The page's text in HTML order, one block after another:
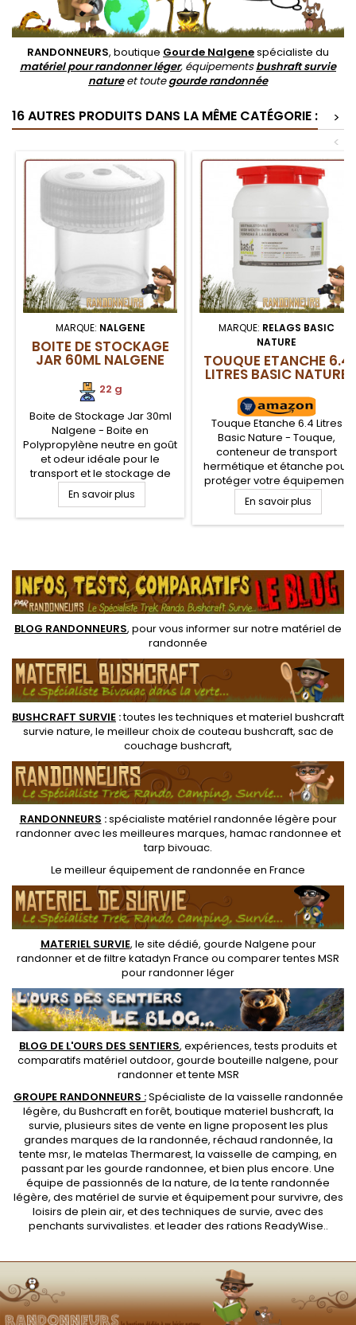
RANDONNEURS, boutique Gourde Nalgenespécialiste du
matériel pour randonner léger, équipementsbushraft survie
natureet toutegourde randonnée
16 AUTRES PRODUITS DANS LA MÊME CATÉGORIE :
>
<
MARQUE: NALGENE
BOITE DE STOCKAGE
JAR 60ML NALGENE
22 g
Boite de Stockage Jar 30ml
Nalgene - Boite en
Polypropylène neutre en goût
et odeur idéale pour le
transport et le stockage de
vos aliments, produits
cosmétiques et divers
accessoires que vous
Conteneur alimentaire
pratique au camping, survie
et voyage.
En savoir plus
MARQUE: RELAGS BASIC
NATURE
TOUQUE ETANCHE 6.4
LITRES BASIC NATURE
Touque Etanche 6.4 Litres
Basic Nature - Touque,
conteneur de transport
hermétique et étanche pour
protéger votre équipement,
aliments et autres de l'eau et
de la poussière. De qualité
alimentaire, la touque est
la saisie est facile. Pratique
en excursions en canoé ou
kayak, loisirs marines et
voyages 4x4...
En savoir plus
BLOG RANDONNEURS, pour vous informer sur notre matériel de
randonnée
BUSHCRAFT SURVIE :toutes les techniques etmateriel bushcraft
survie nature, le meilleur choix de couteau bushcraft, sac de
couchage bushcraft,
RANDONNEURS :spécialiste matériel randonnée légère pour
randonner avec les meilleures marques, hamac randonnee et
tarp bivouac.
Le meilleur équipement de randonnée en France
MATERIEL SURVIE, le site dédié, gourde Nalgene pour
randonneret defiltre katadyn France ou comparer tentes MSR
pour randonner léger
BLOG DE L'OURS DES SENTIERS, expériences, tests produits et
comparatifs matériel outdoor, gourde bouteille nalgene, pour
randonner ettente MSR
GROUPE RANDONNEURS :Spécialiste de la vaisselle randonnée
légère, du Bushcraft en forêt, boutique materiel bushcraft, la
survie, plusieurs sites de vente en ligne proposent les plus
grandes marques de la randonnée, réchaud randonnée, la
tente msr, le matelas Thermarest, la vaisselle de camping, en
passant par les gourde randonnee, et bien plus encore. Une
équipe de passionnés de la nature, de latente randonnée
légère, des matériel de survie et équipement pour survivre, des
loisirs de plein air, et des techniques de survie, avec des
penchants survivalistes. et leader des rations ReadyWise..